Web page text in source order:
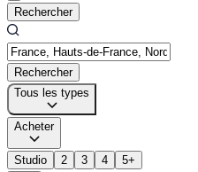
Rechercher
Rechercher
Tous les types
Acheter
Studio 2 3 4 5+